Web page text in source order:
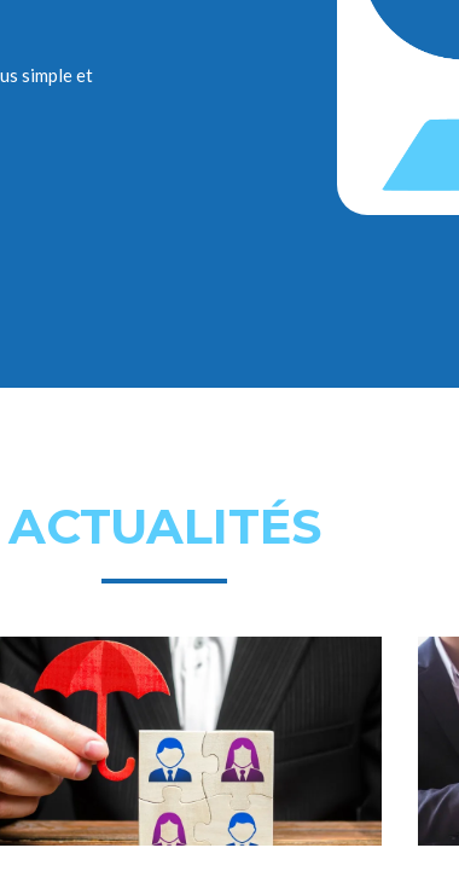
simple et
ACTUALITÉS